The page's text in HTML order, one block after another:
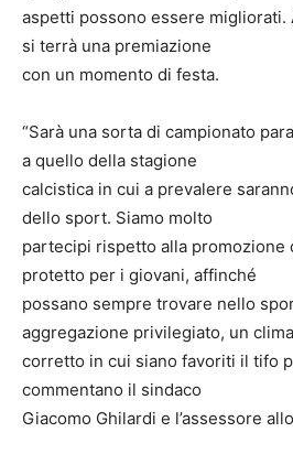
aspetti possono essere
si terrà una premiazione
con un momento di festa.
“Sarà una sorta di campionato
a quello della stagione
calcistica in cui a prevalere
dello sport. Siamo molto
partecipi rispetto alla promozione
protetto per i giovani, affinché
possano sempre trovare nello
aggregazione privilegiato, un clima
corretto in cui siano favoriti il tifo
commentano il sindaco
Giacomo Ghilardi e l’assessore